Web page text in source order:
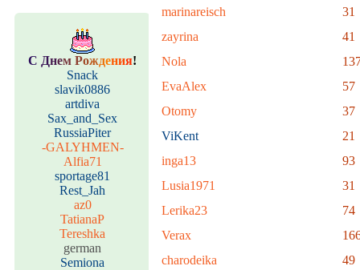
С Днем Рождения!
Snack
slavik0886
artdiva
Sax_and_Sex
RussiaPiter
-GALYHMEN-
Alfia71
sportage81
Rest_Jah
az0
TatianaP
Tereshka
german
Semiona
marinareisch
31
zayrina
41
Nola
EvaAlex
57
Otomy
37
ViKent
21
inga13
93
Lusia1971
31
Lerika23
74
Verax
charodeika
49